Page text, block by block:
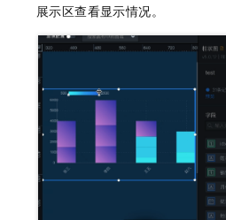
展示区查看显示情况。